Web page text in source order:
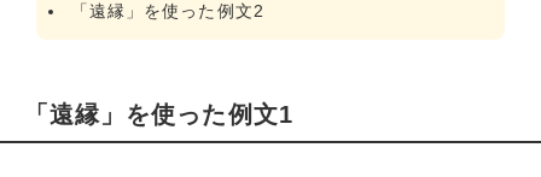
「遠縁」を使った例文2
「遠縁」を使った例文1